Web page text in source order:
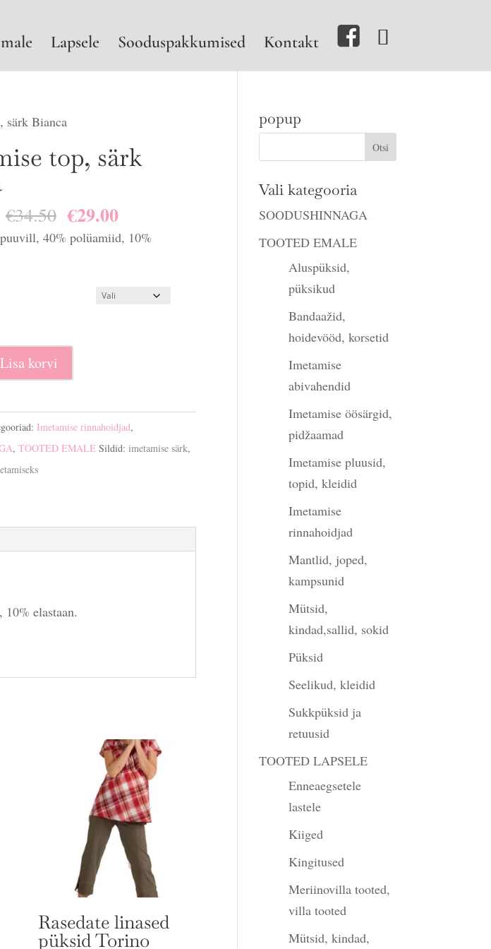
Lapsele Sooduspakkumised Kontakt
särk Bianca
top, särk
€34.50 Algne
hind
€29.00Praegune
hind
40% polüamiid, 10%
Lisa korvi
Imetamise rinnahoidjad,
,TOOTED EMALE Sildid:imetamise särk,
elastaan.
Rasedate linased
püksid Torino
popup
Vali kategooria
SOODUSHINNAGA
TOOTED EMALE
Aluspüksid,
püksikud
Bandaažid,
hoidevööd, korsetid
Imetamise
abivahendid
Imetamise öösärgid,
pidžaamad
Imetamise pluusid,
topid, kleidid
Imetamise
rinnahoidjad
Mantlid, joped,
kampsunid
Mütsid,
kindad,sallid, sokid
Püksid
Seelikud, kleidid
Sukkpüksid ja
retuusid
TOOTED LAPSELE
Enneaegsetele
lastele
Kiiged
Kingitused
Meriinovilla tooted,
villa tooted
Mütsid, kindad,